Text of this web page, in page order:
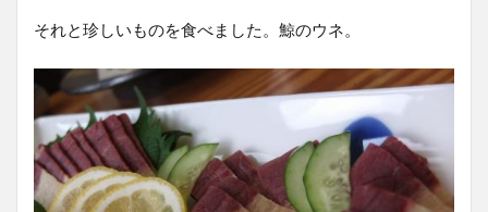
それと珍しいものを食べました。鯨のウネ。